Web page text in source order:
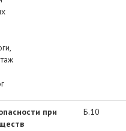
при
Б.10